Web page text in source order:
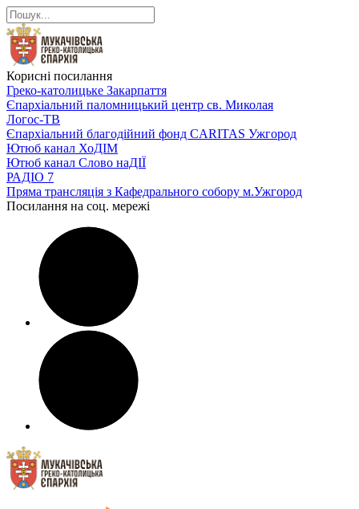
Корисні посилання
Греко-католицьке Закарпаття
Єпархіальний паломницький центр св. Миколая
Логос-ТВ
Єпархіальний благодійний фонд CARITAS Ужгород
Ютюб канал ХоДІМ
Ютюб канал Слово наДІЇ
РАДІО 7
Пряма трансляція з Кафедрального собору м.Ужгород
Посилання на соц. мережі